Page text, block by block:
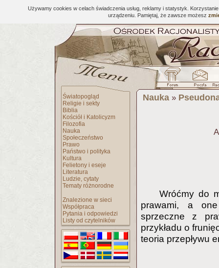
Używamy cookies w celach świadczenia usług, reklamy i statystyk.
urządzeniu. Pamiętaj, że zawsze możesz
Światopogląd
Religie i sekty
Biblia
Kościół i Katolicyzm
Filozofia
Nauka
Społeczeństwo
Prawo
Państwo i polityka
Kultura
Felietony i eseje
Literatura
Ludzie, cytaty
Tematy różnorodne
Znalezione w sieci
Współpraca
Pytania i odpowiedzi
Listy od czytelników
Nauka »
Wróćmy do
prawami, a
sprzeczne z
przykładu o
teoria przepływu